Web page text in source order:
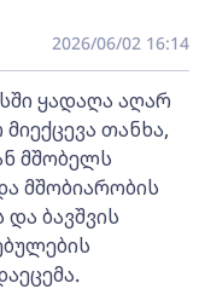
2026/06/02 16:14
ყადაღა აღარ
თანხა,
მშობელს
მშობიარობის
ბავშვის